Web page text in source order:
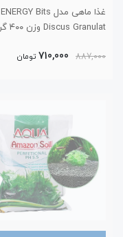
غذا ماهی مدل ENERGY Bits
Discus Granulat وزن ۴۰۰ گرم
887,000
710,000 تومان